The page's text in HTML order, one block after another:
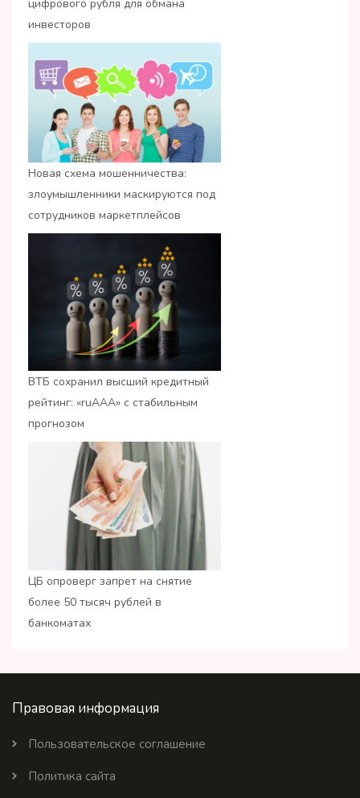
цифрового рубля для обмана
инвесторов
Новая схема мошенничества:
злоумышленники маскируются под
сотрудников маркетплейсов
ВТБ сохранил высший кредитный
рейтинг: «ruАAA» с стабильным
прогнозом
ЦБ опроверг запрет на снятие
более 50 тысяч рублей в
банкоматах
Правовая информация
Пользовательское соглашение
Политика сайта